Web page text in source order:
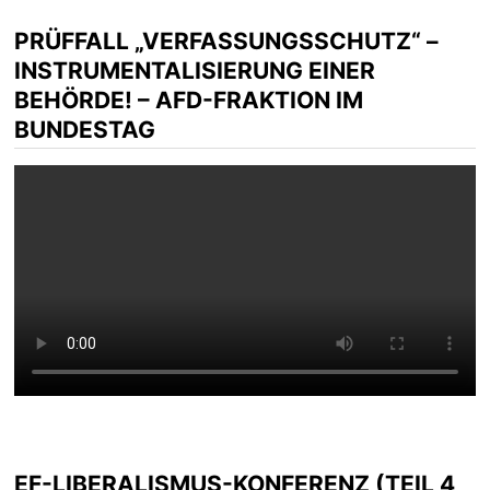
PRÜFFALL „VERFASSUNGSSCHUTZ“ –
INSTRUMENTALISIERUNG EINER
BEHÖRDE! – AFD-FRAKTION IM
BUNDESTAG
EF-LIBERALISMUS-KONFERENZ (TEIL 4